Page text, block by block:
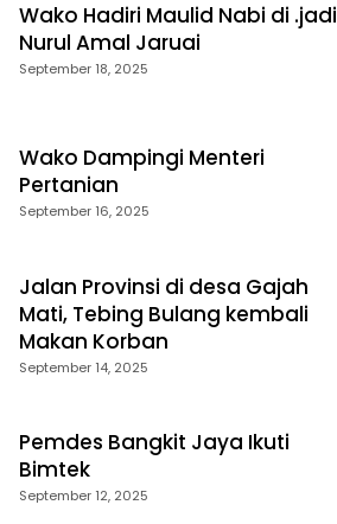
Wako Hadiri Maulid Nabi di .jadi
Nurul Amal Jaruai
September 18, 2025
Wako Dampingi Menteri
Pertanian
September 16, 2025
Jalan Provinsi di desa Gajah
Mati, Tebing Bulang kembali
Makan Korban
September 14, 2025
Pemdes Bangkit Jaya Ikuti
Bimtek
September 12, 2025